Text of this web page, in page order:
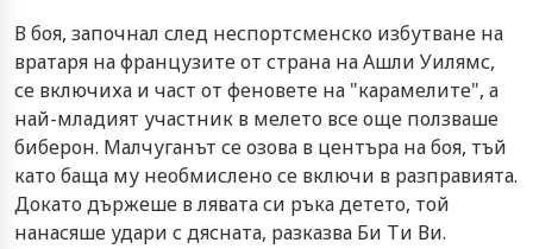
В боя, започнал след неспортсменско избутване на
вратаря на французите от страна на Ашли Уилямс,
се включиха и част от феновете на "карамелите", а
най-младият участник в мелето все още ползваше
биберон. Малчуганът се озова в центъра на боя, тъй
като баща му необмислено се включи в разправията.
Докато държеше в лявата си ръка детето, той
нанасяше удари с дясната, разказва Би Ти Ви.